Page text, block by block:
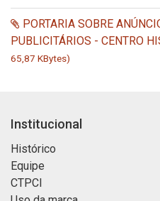
PORTARIA SOBRE
PUBLICITÁRIOS - CENTRO
65,87 KBytes)
Institucional
Histórico
Equipe
CTPCI